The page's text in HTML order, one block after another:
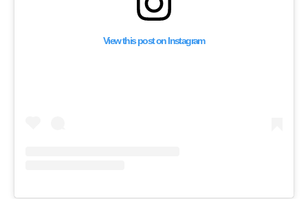
View this post on Instagram